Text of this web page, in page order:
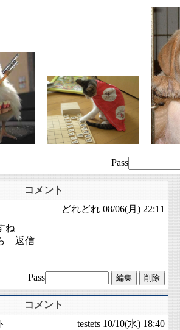
Pass
コメント
どれどれ 08/06(月) 22:11
ね
返信
Pass
コメント
testets 10/10(水) 18:40